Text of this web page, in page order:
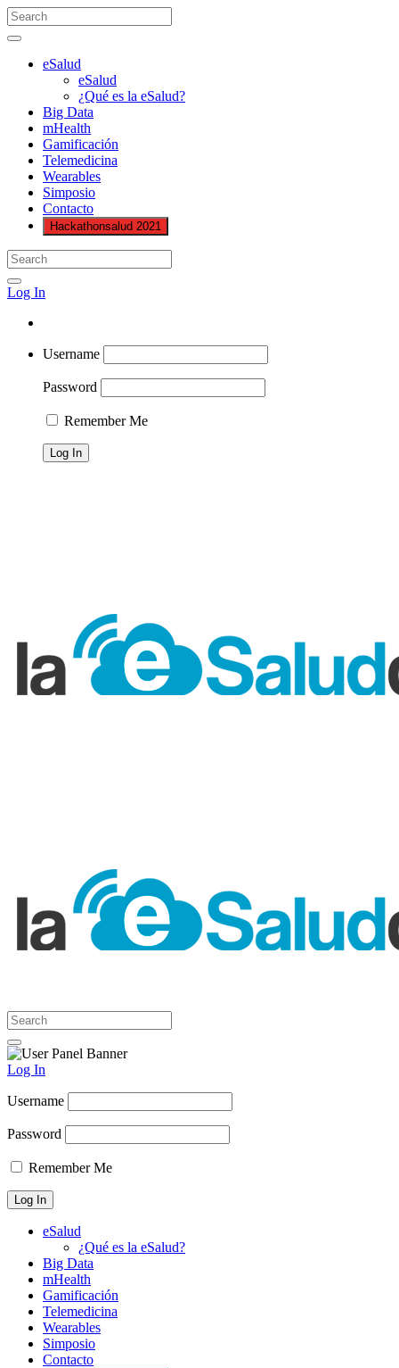
eSalud
eSalud
¿Qué es la eSalud?
Big Data
mHealth
Gamificación
Telemedicina
Wearables
Simposio
Contacto
Hackathonsalud 2021
Log In
Username
Password
Remember Me
Log In
Username
Password
Remember Me
eSalud
¿Qué es la eSalud?
Big Data
mHealth
Gamificación
Telemedicina
Wearables
Simposio
Contacto